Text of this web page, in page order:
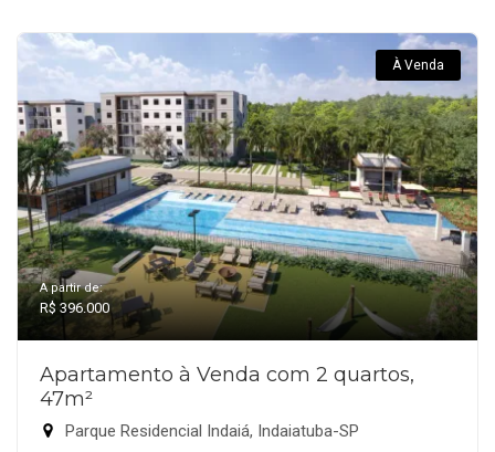
À Venda
A partir de:
R$ 396.000
Apartamento à Venda com 2 quartos,
47m²
Parque Residencial Indaiá, Indaiatuba-SP